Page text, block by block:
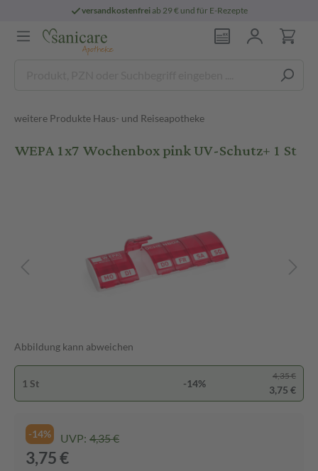
versandkostenfreiab 29 € und für E-Rezepte
weitere Produkte Haus- und Reiseapotheke
WEPA 1x7 Wochenbox pink UV-Schutz+ 1 St
Abbildung kann abweichen
1 St -14%
4,35 €
3,75 €
-14% UVP: 4,35 €
3,75 €